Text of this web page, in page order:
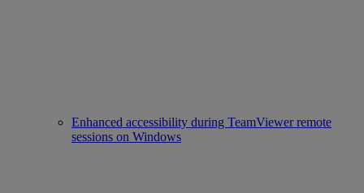
Enhanced accessibility during TeamViewer remote
sessions on Windows